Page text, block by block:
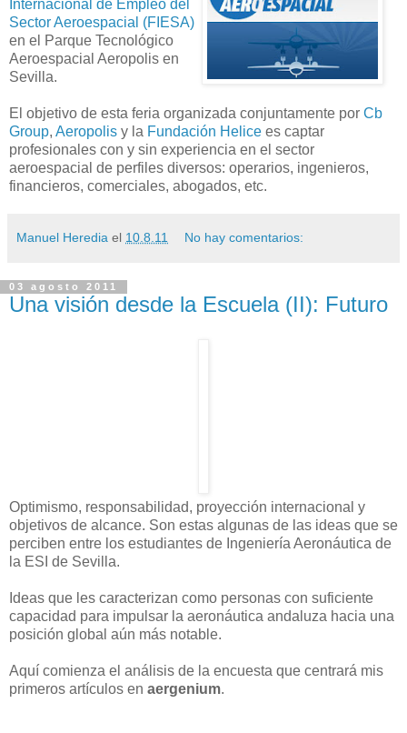
Internacional de Empleo del
Sector Aeroespacial (FIESA)
en el Parque Tecnológico
Aeroespacial Aeropolis en
Sevilla.
El objetivo de esta feria organizada conjuntamente por Cb
Group, Aeropolis y la Fundación Helice es captar
profesionales con y sin experiencia en el sector
aeroespacial de perfiles diversos: operarios, ingenieros,
financieros, comerciales, abogados, etc.
Manuel Heredia el 10.8.11 No hay comentarios:
03 agosto 2011
Una visión desde la Escuela (II): Futuro
Optimismo, responsabilidad, proyección internacional y
objetivos de alcance. Son estas algunas de las ideas que se
perciben entre los estudiantes de Ingeniería Aeronáutica de
la ESI de Sevilla.
Ideas que les caracterizan como personas con suficiente
capacidad para impulsar la aeronáutica andaluza hacia una
posición global aún más notable.
Aquí comienza el análisis de la encuesta que centrará mis
primeros artículos en aergenium.